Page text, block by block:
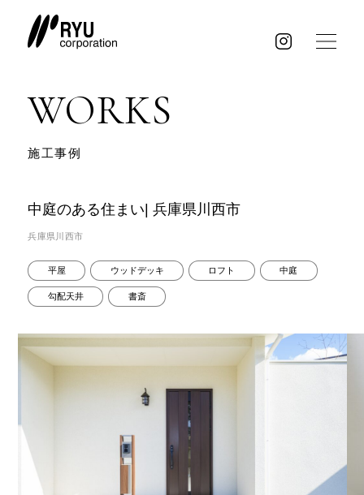
WORKS
施工事例
中庭のある住まい| 兵庫県川西市
兵庫県川西市
平屋 ウッドデッキ ロフト 中庭
勾配天井 書斎